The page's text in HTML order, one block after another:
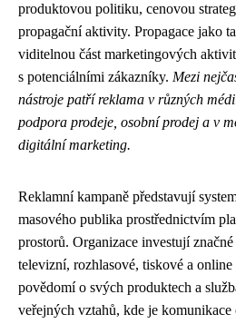
produktovou politiku, cenovou
propagační aktivity. Propagace jako
viditelnou část marketingových
s potenciálními zákazníky. Mezi
nástroje patří reklama v různých
podpora prodeje, osobní prodej a v
digitální marketing.
Reklamní kampaně představují
masového publika prostřednictvím
prostorů. Organizace investují
televizní, rozhlasové, tiskové a
povědomí o svých produktech a
veřejných vztahů, kde je komunikace